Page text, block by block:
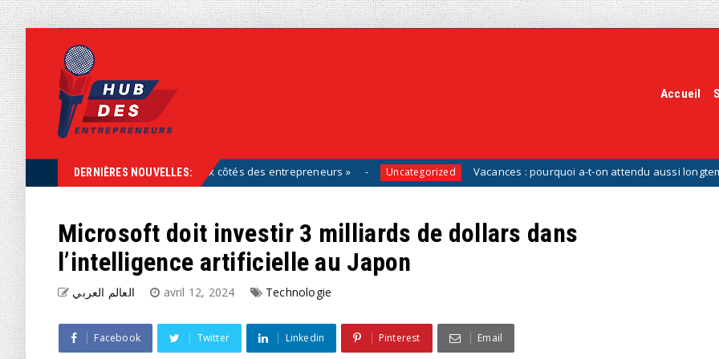
Accueil
DERNIÈRES NOUVELLES:
partie de la solution, aux côtés des entrepreneurs » Uncategorized Vacances : pourquoi a-t-on attendu aussi longtemps pour
Microsoft doit investir 3 milliards de dollars dans
l’intelligence artificielle au Japon
العالم العربي avril 12, 2024 Technologie
Facebook Twitter Linkedin Pinterest Email